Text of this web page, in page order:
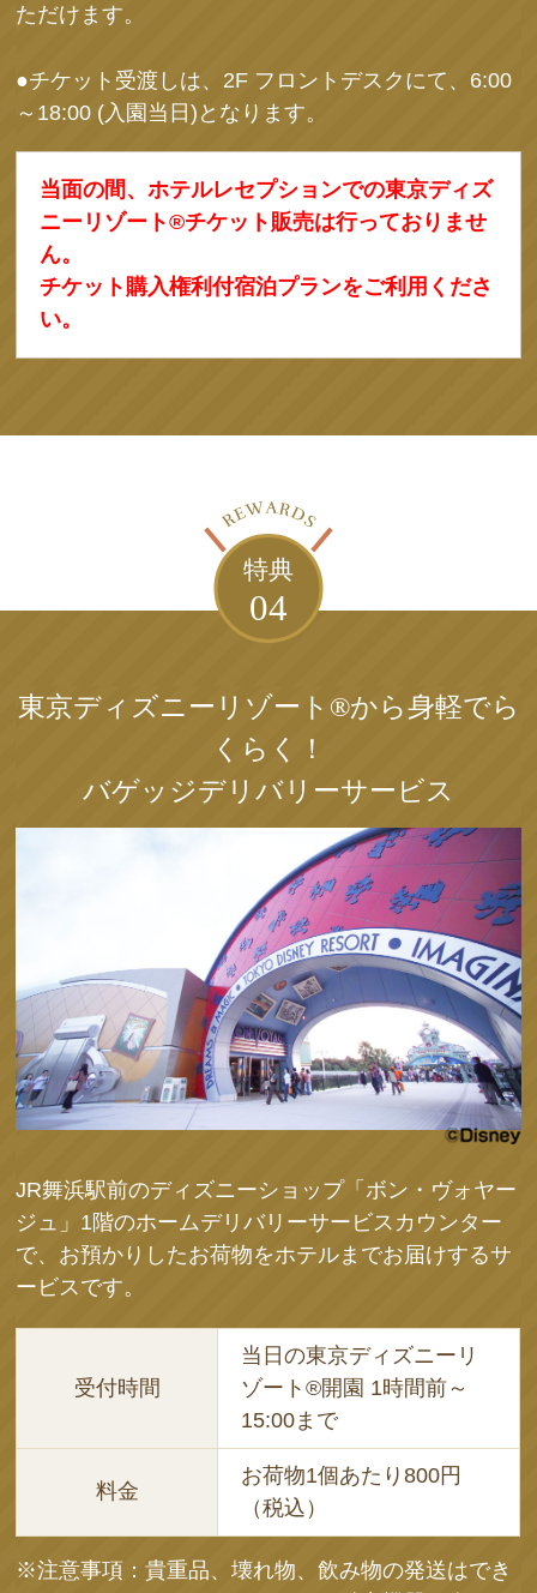
ただけます。
●チケット受渡しは、2F フロントデスクにて、6:00
～18:00 (入園当日)となります。
当面の間、ホテルレセプションでの東京ディズ
ニーリゾート®チケット販売は行っておりませ
ん。
チケット購入権利付宿泊プランをご利用くださ
い。
特典
04
東京ディズニーリゾート®から身軽でら
くらく！
バゲッジデリバリーサービス
JR舞浜駅前のディズニーショップ「ボン・ヴォヤー
ジュ」1階のホームデリバリーサービスカウンター
で、お預かりしたお荷物をホテルまでお届けするサ
ービスです。
受付時間
当日の東京ディズニーリ
ゾート®開園 1時間前～
15:00まで
料金
お荷物1個あたり800円
（税込）
※注意事項：貴重品、壊れ物、飲み物の発送はでき